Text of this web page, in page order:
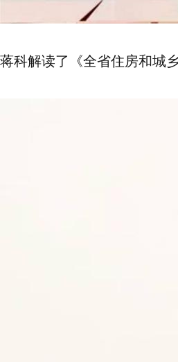
蒋科解读了《全省住房和城